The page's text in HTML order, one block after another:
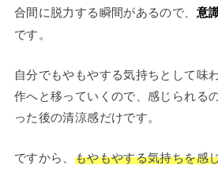
合間に脱力する瞬間があるので、 意
です。
自分でもやもやする気持ちとして味
作へと移っていくので、感じられる
った後の清涼感だけです。
ですから、 もやもやする気持ちを感